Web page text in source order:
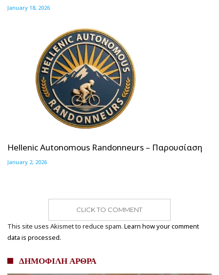
January 18, 2026
Hellenic Autonomous Randonneurs – Παρουσίαση
January 2, 2026
CLICK TO COMMENT
This site uses Akismet to reduce spam. Learn how your comment
data is processed.
ΔΗΜΟΦΙΛΗ ΑΡΘΡΑ